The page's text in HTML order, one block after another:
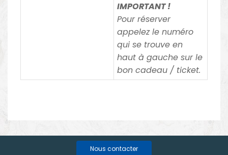
IMPORTANT !
Pour réserver
appelez le numéro
qui se trouve en
haut à gauche sur le
bon cadeau / ticket.
Nous contacter